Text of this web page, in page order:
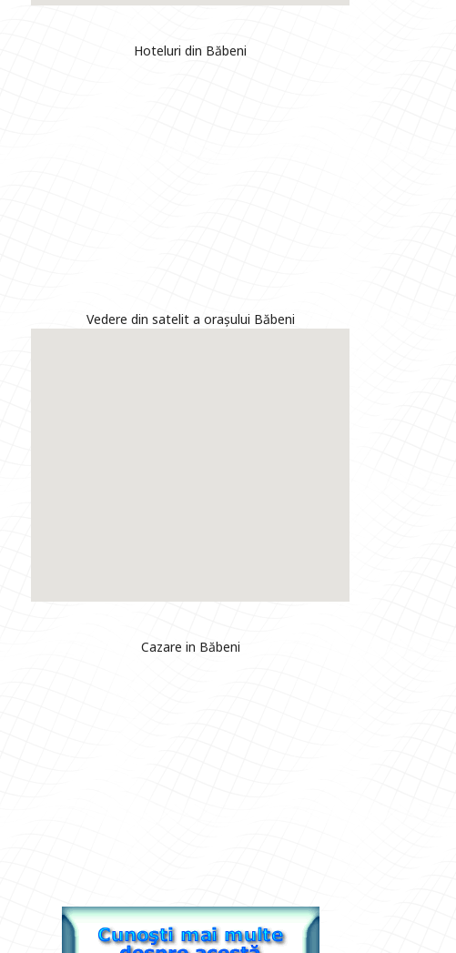
Hoteluri din Băbeni
Vedere din satelit a orașului Băbeni
Cazare in Băbeni